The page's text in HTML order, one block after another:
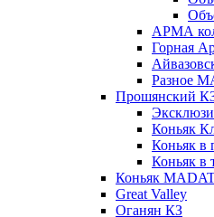
АРМА
Горная
Разное
Прошянский
Коньяк
Коньяк в
Коньяк в
Коньяк
Great Valley
Оганян КЗ